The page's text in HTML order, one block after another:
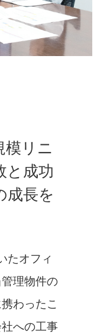
模リニ
と成功
成長を
たオフィ
理物件の
わったこ
への工事